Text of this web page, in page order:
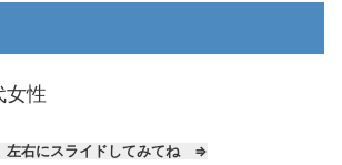
女性
右にスライドしてみてね ⇒